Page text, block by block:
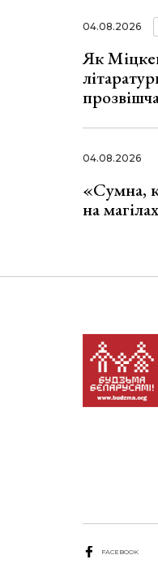
04.08.2026
Як
04.08.2026
«Сумна,
на
FACEBOOK